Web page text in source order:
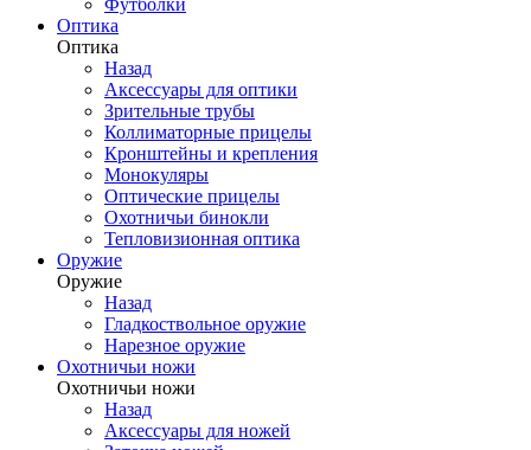
Футболки
Оптика
Оптика
Назад
Аксессуары для оптики
Зрительные трубы
Коллиматорные прицелы
Кронштейны и крепления
Монокуляры
Оптические прицелы
Охотничьи бинокли
Тепловизионная оптика
Оружие
Оружие
Назад
Гладкоствольное оружие
Нарезное оружие
Охотничьи ножи
Охотничьи ножи
Назад
Аксессуары для ножей